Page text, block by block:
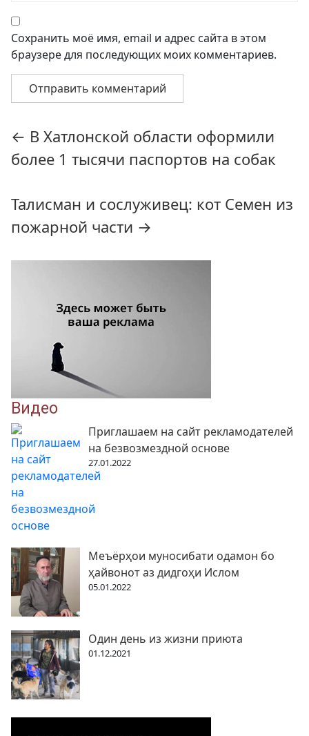
Сохранить моё имя, email и адрес сайта в этом
браузере для последующих моих комментариев.
по
записям
← В Хатлонской области оформили
более 1 тысячи паспортов на собак
Талисман и сослуживец: кот Семен из
пожарной части →
Видео
Приглашаем на сайт рекламодателей
на безвозмездной основе
27.01.2022
Меъёрҳои муносибати одамон бо
ҳайвонот аз дидгоҳи Ислом
05.01.2022
Один день из жизни приюта
01.12.2021